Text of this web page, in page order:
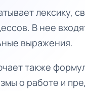
лексику,
В нее
выражения.
также
о работе и